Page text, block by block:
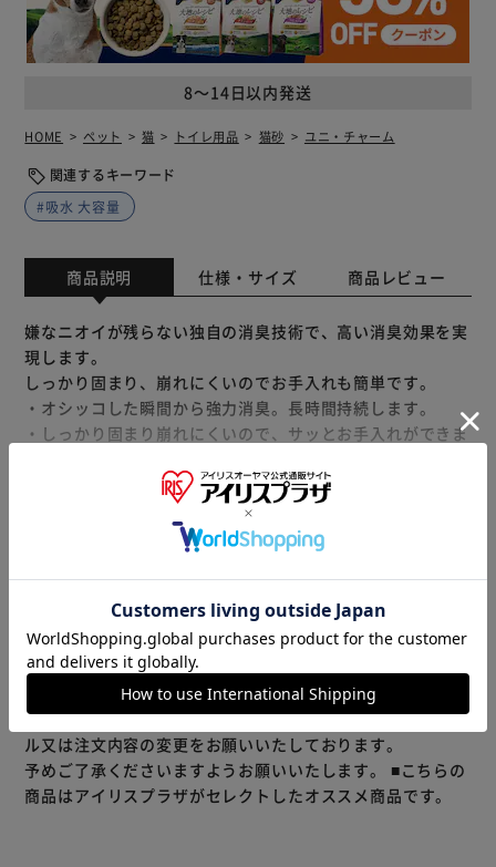
8～14日以内発送
HOME ペット 猫 トイレ用品 猫砂 ユニ・チャーム
関連するキーワード
#吸水 大容量
商品説明 仕様・サイズ 商品レビュー
嫌なニオイが残らない独自の消臭技術で、高い消臭効果を実
現します。
しっかり固まり、崩れにくいのでお手入れも簡単です。
・オシッコした瞬間から強力消臭。長時間持続します。
・しっかり固まり崩れにくいので、サッとお手入れができま
(デオサンド ギュッと固まる紙砂比)
・オシッコで濡れた部分が青く変わるので、取り除きがカン
もっと見る
※製品は予告なく仕様を変更する場合がございます。あらか
じめご了承ください。
※当商品はお取り寄せ品の為、在庫の確認及び商品のお届け
までお時間を頂く場合がございます。
また、商品がメーカーにて完売となっていた場合、キャンセ
ル又は注文内容の変更をお願いいたしております。
予めご了承くださいますようお願いいたします。 ■こちらの
商品はアイリスプラザがセレクトしたオススメ商品です。